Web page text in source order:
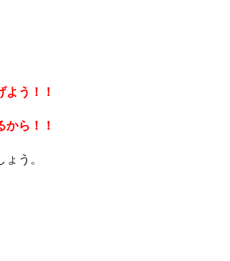
よう！！
ら！！
う。